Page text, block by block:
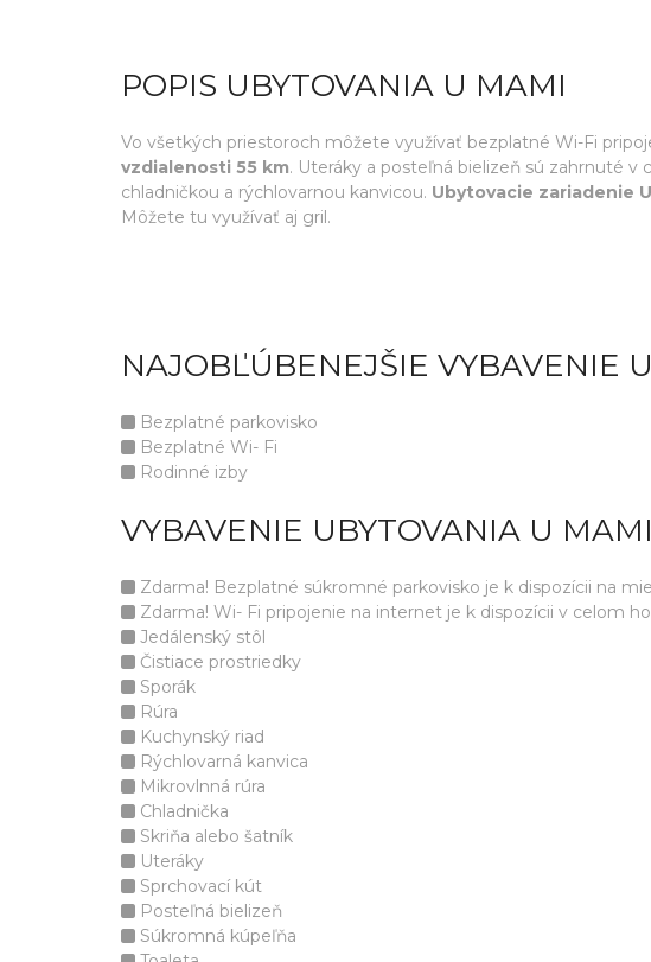
POPIS UBYTOVANIA U MAMI
Vo všetkých priestoroch môžete využívať bezplatné Wi-Fi
vzdialenosti 55 km. Uteráky a posteľná bielizeň sú zahrnuté
chladničkou a rýchlovarnou kanvicou. Ubytovacie zariadenie
Môžete tu využívať aj gril.
NAJOBĽÚBENEJŠIE VYBAVENIE
Bezplatné parkovisko
Bezplatné Wi- Fi
Rodinné izby
VYBAVENIE UBYTOVANIA U MAMI
Zdarma! Bezplatné súkromné parkovisko je k dispozícii na
Zdarma! Wi- Fi pripojenie na internet je k dispozícii v celom
Jedálenský stôl
Čistiace prostriedky
Sporák
Rúra
Kuchynský riad
Rýchlovarná kanvica
Mikrovlnná rúra
Chladnička
Skriňa alebo šatník
Uteráky
Sprchovací kút
Posteľná bielizeň
Súkromná kúpeľňa